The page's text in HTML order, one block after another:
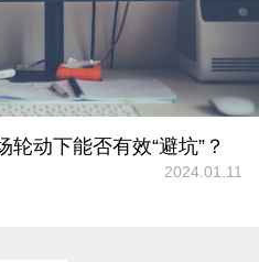
轮动下能否有效“避坑”？
2024.01.11